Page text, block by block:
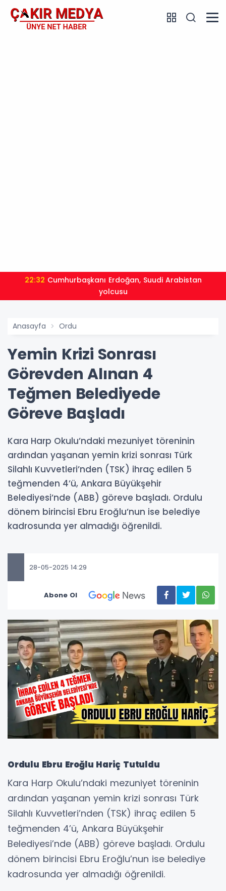
22:32
yolcusu
Anasayfa Ordu
Yemin Krizi Sonrası
Görevden Alınan 4
Teğmen Belediyede
Göreve Başladı
Kara Harp Okulu’ndaki mezuniyet töreninin
ardından yaşanan yemin krizi sonrası Türk
Silahlı Kuvvetleri’nden (TSK) ihraç edilen 5
teğmenden 4’ü, Ankara Büyükşehir
Belediyesi’nde (ABB) göreve başladı. Ordulu
dönem birincisi Ebru Eroğlu’nun ise belediye
kadrosunda yer almadığı öğrenildi.
28-05-2025 14:29
Abone Ol
Ordulu Ebru Eroğlu Hariç Tutuldu
Kara Harp Okulu’ndaki mezuniyet töreninin
ardından yaşanan yemin krizi sonrası Türk
Silahlı Kuvvetleri’nden (TSK) ihraç edilen 5
teğmenden 4’ü, Ankara Büyükşehir
Belediyesi’nde (ABB) göreve başladı. Ordulu
dönem birincisi Ebru Eroğlu’nun ise belediye
kadrosunda yer almadığı öğrenildi.